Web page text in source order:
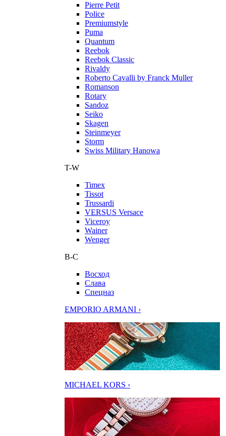
Pierre Petit
Police
Premiumstyle
Puma
Quantum
Reebok
Reebok Classic
Rivaldy
Roberto Cavalli by Franck Muller
Romanson
Rotary
Sandoz
Seiko
Skagen
Steinmeyer
Storm
Swiss Military Hanowa
T-W
Timex
Tissot
Trussardi
VERSUS Versace
Viceroy
Wainer
Wenger
В-С
Восход
Слава
Спецназ
EMPORIO ARMANI ›
MICHAEL KORS ›